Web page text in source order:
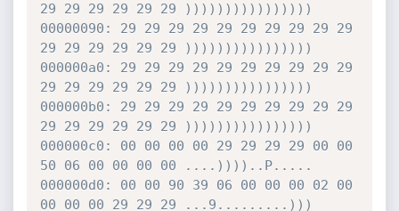
29 29 29 29 29 29 ))))))))))))))))
00000090: 29 29 29 29 29 29 29 29 29 29
29 29 29 29 29 29 ))))))))))))))))
000000a0: 29 29 29 29 29 29 29 29 29 29
29 29 29 29 29 29 ))))))))))))))))
000000b0: 29 29 29 29 29 29 29 29 29 29
29 29 29 29 29 29 ))))))))))))))))
000000c0: 00 00 00 00 29 29 29 29 00 00
50 06 00 00 00 00 ....))))..P.....
000000d0: 00 00 90 39 06 00 00 00 02 00
00 00 00 29 29 29 ...9.........)))